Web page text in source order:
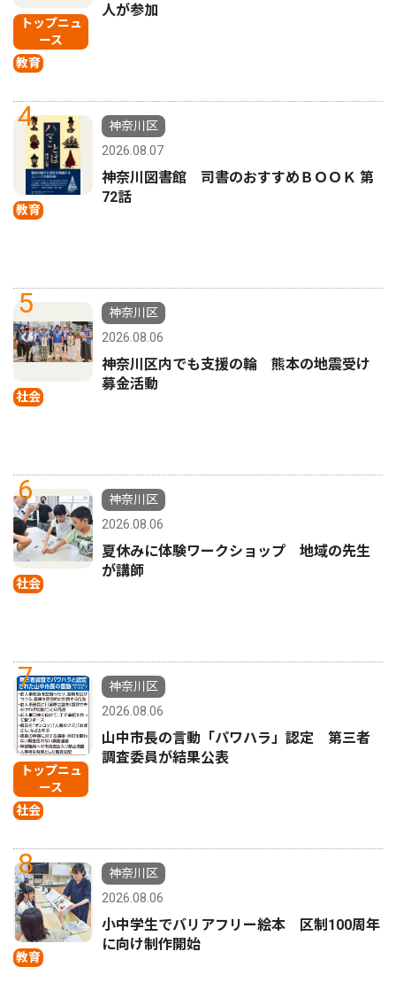
トップニュ
ース
教育
人が参加
4
教育
神奈川区
2026.08.07
神奈川図書館 司書のおすすめＢＯＯＫ 第
72話
5
社会
神奈川区
2026.08.06
神奈川区内でも支援の輪 熊本の地震受け
募金活動
6
社会
神奈川区
2026.08.06
夏休みに体験ワークショップ 地域の先生
が講師
7
トップニュ
ース
社会
神奈川区
2026.08.06
山中市長の言動「パワハラ」認定 第三者
調査委員が結果公表
8
教育
神奈川区
2026.08.06
小中学生でバリアフリー絵本 区制100周年
に向け制作開始